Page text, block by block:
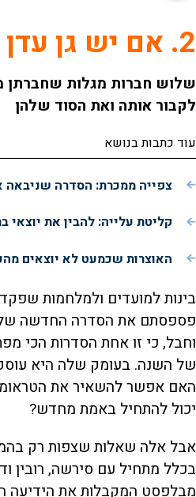
2. אם יש גן עדן
שלוש חברות מגלות שחברתן
לקבור אותה ואת הסוד שלהן
עוד כתבות בנושא
צפייה ממכרת: הסדרה שניבאה
קליטת עלייה: להבין את יוצאי
האוצרות שכמעט לא יוצאים
בינות למועדים ולמלחמות
פספסתם את הסדרה החדשה של
וחבל, כי זו אחת הסדרות הכי
של השנה. בעומק שלה היא
האם אפשר להשאיר את
יכול להתחיל באמת מחדש?
אבל אלה שאלות שצפות רק
בכלל מתחיל עם סירשה, רובין
מבלפסט המקבלות את הידיעה